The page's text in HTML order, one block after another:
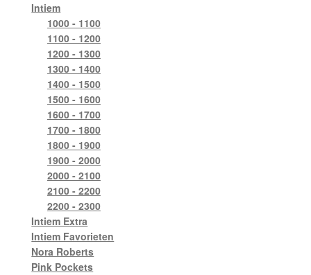
Intiem
1000 - 1100
1100 - 1200
1200 - 1300
1300 - 1400
1400 - 1500
1500 - 1600
1600 - 1700
1700 - 1800
1800 - 1900
1900 - 2000
2000 - 2100
2100 - 2200
2200 - 2300
Intiem Extra
Intiem Favorieten
Nora Roberts
Pink Pockets